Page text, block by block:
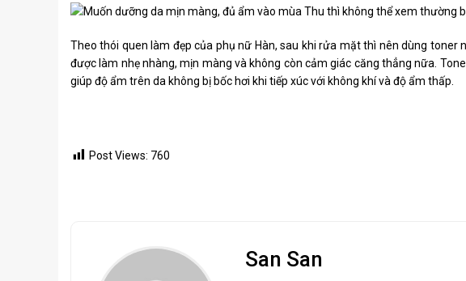
Theo thói quen làm đẹp của phụ nữ Hàn, sau khi rửa mặt thì nên dùng toner
được làm nhẹ nhàng, mịn màng và không còn cảm giác căng thẳng nữa.
giúp độ ẩm trên da không bị bốc hơi khi tiếp xúc với không khí và độ ẩm thấp.
Post Views: 760
San San